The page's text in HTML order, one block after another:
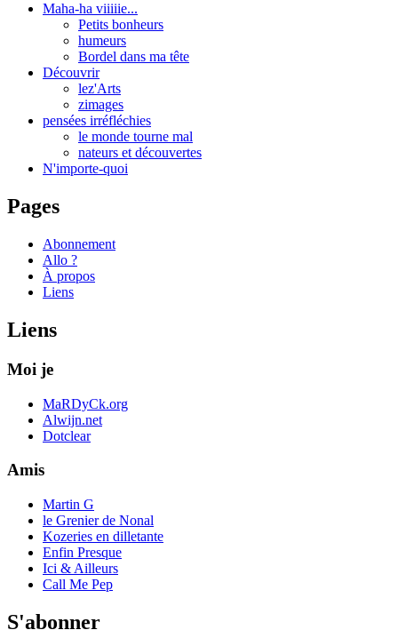
Maha-ha viiiiie...
Petits bonheurs
humeurs
Bordel dans ma tête
Découvrir
lez'Arts
zimages
pensées irréfléchies
le monde tourne mal
nateurs et découvertes
N'importe-quoi
Pages
Abonnement
Allo ?
À propos
Liens
Liens
Moi je
MaRDyCk.org
Alwijn.net
Dotclear
Amis
Martin G
le Grenier de Nonal
Kozeries en dilletante
Enfin Presque
Ici & Ailleurs
Call Me Pep
S'abonner